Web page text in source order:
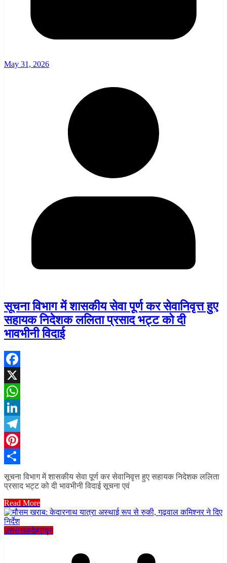
May 31, 2026
सूचना विभाग में शासकीय सेवा पूर्ण कर सेवानिवृत्त हुए
सहायक निदेशक ललिता प्रसाद भट्ट को दी
भावभीनी विदाई
Facebook
X
WhatsApp
LinkedIn
Telegram
Pinterest
सूचना विभाग में शासकीय सेवा पूर्ण कर सेवानिवृत्त हुए सहायक निदेशक ललिता
प्रसाद भट्ट को दी भावभीनी विदाई सूचना एवं
Read More
उत्तराखंडदेहरादून